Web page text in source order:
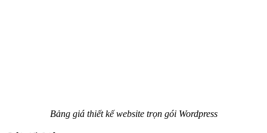
Bảng giá thiết kế website trọn gói Wordpress